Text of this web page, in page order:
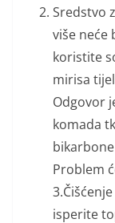
Sredstvo
više neće
koristite
mirisa
Odgovor
komada
Problem
isperite